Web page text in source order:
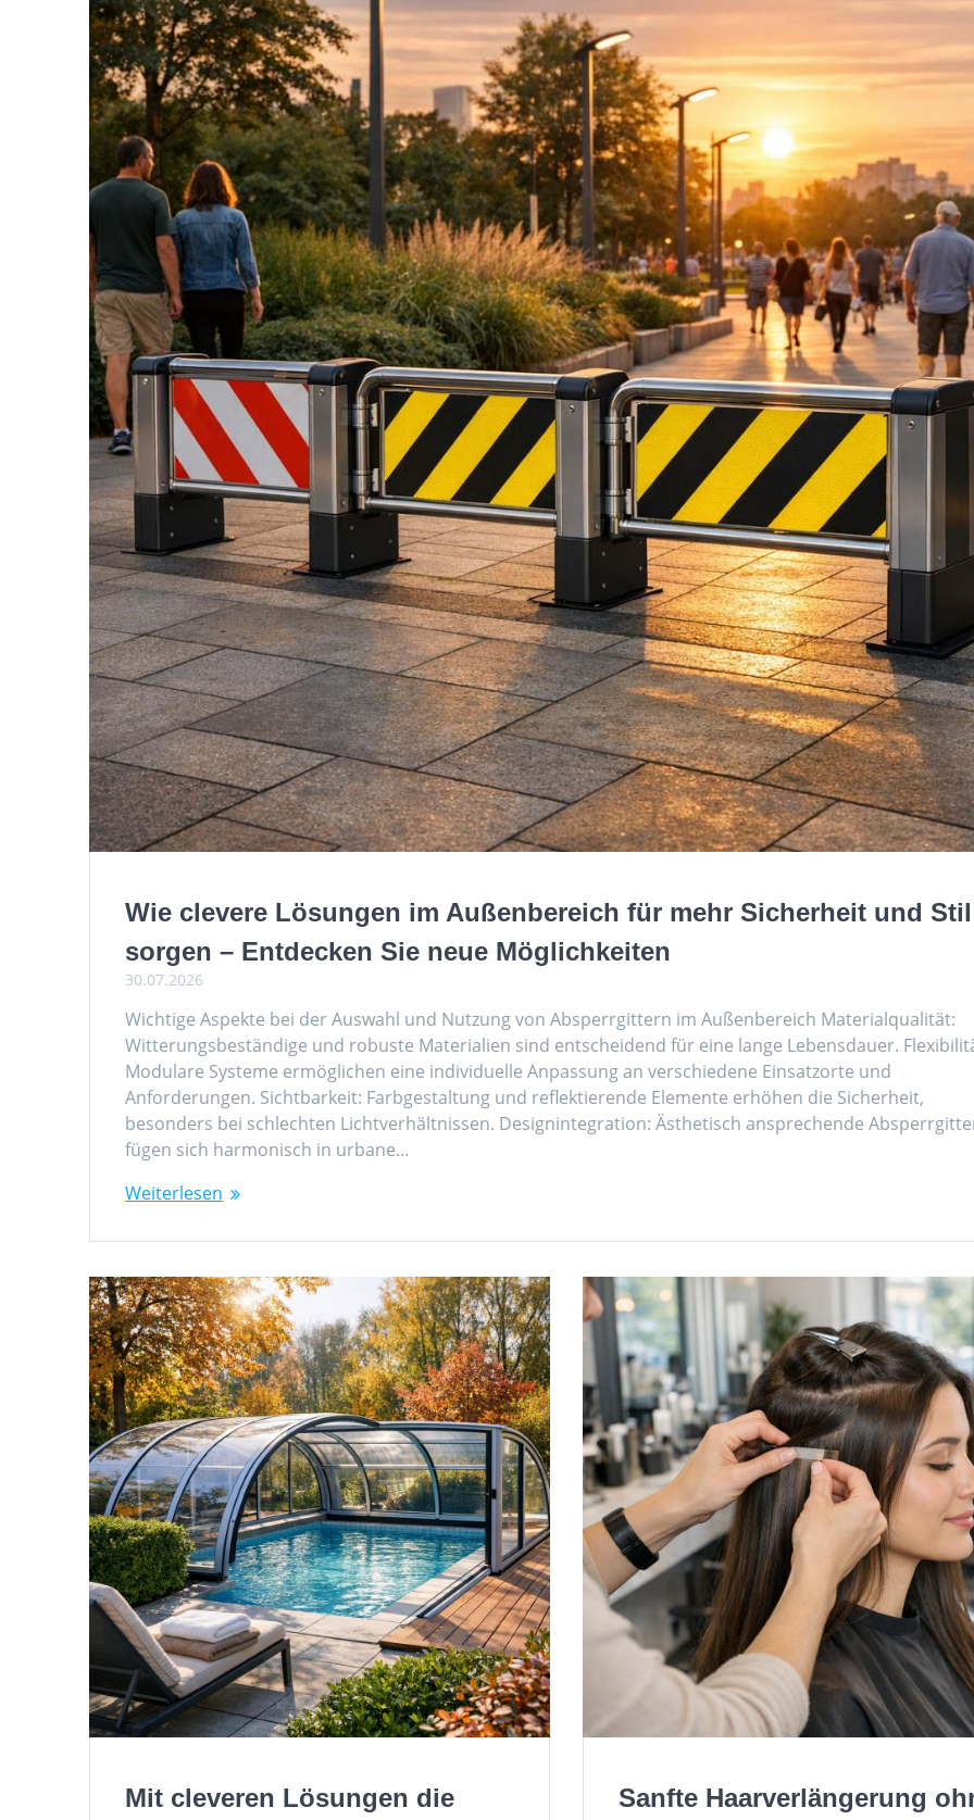
Wie clevere Lösungen im Außenbereich für mehr Sicherheit und Stil
sorgen – Entdecken Sie neue Möglichkeiten
30.07.2026
Wichtige Aspekte bei der Auswahl und Nutzung von Absperrgittern im Außenbereich Materialqualität:
Witterungsbeständige und robuste Materialien sind entscheidend für eine lange Lebensdauer.
Modulare Systeme ermöglichen eine individuelle Anpassung an verschiedene Einsatzorte und
Anforderungen. Sichtbarkeit: Farbgestaltung und reflektierende Elemente erhöhen die Sicherheit,
besonders bei schlechten Lichtverhältnissen. Designintegration: Ästhetisch ansprechende
fügen sich harmonisch in urbane…
Weiterlesen
Mit cleveren Lösungen die
Sanfte Haarverlängerung